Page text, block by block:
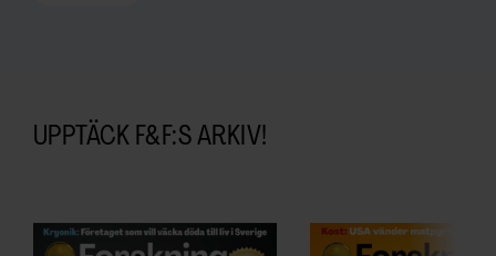
UPPTÄCK F&F:S ARKIV!